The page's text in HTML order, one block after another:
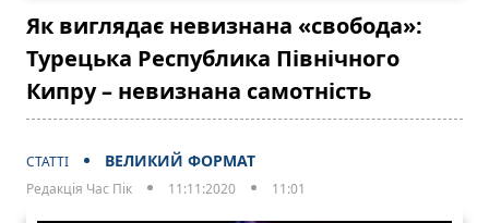
Як виглядає невизнана «свобода»:
Турецька Республика Північного
Кипру – невизнана самотність
СТАТТІ ВЕЛИКИЙ ФОРМАТ
Редакція Час Пік 11:11:2020 11:01